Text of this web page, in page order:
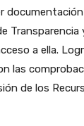
a ella.
las
de los